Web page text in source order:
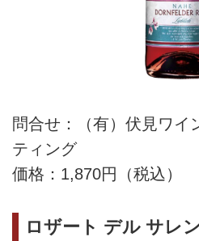
問合せ：（有）伏見ワイ
ティング
価格：1,870円（税込）
ロザート デル サレ